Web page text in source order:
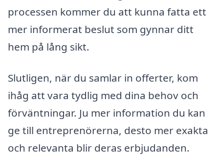
processen kommer du att kunna fatta ett
mer informerat beslut som gynnar ditt
hem på lång sikt.
Slutligen, när du samlar in offerter, kom
ihåg att vara tydlig med dina behov och
förväntningar. Ju mer information du kan
ge till entreprenörerna, desto mer exakta
och relevanta blir deras erbjudanden.